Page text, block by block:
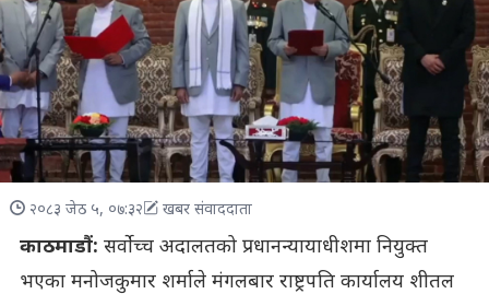
२०८३ जेठ ५, ०७:३२ खबर संवाददाता
काठमाडौं: सर्वोच्च अदालतको प्रधानन्यायाधीशमा नियुक्त
भएका मनोजकुमार शर्माले मंगलबार राष्ट्रपति कार्यालय शीतल